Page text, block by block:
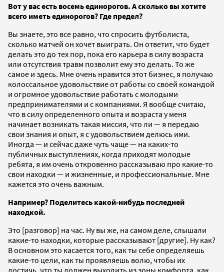
Вот у вас есть восемь единорогов. А сколько вы хотите
всего иметь единорогов? Где предел?
Вы знаете, это все равно, что спросить футболиста,
сколько матчей он хочет выиграть. Он ответит, что будет
делать это до тех пор, пока его карьера в силу возраста
или отсутствия травм позволит ему это делать. То же
самое и здесь. Мне очень нравится этот бизнес, я получаю
колоссальное удовольствие от работы со своей командой
и огромное удовольствие работать с молодыми
предпринимателями и с компаниями. Я вообще считаю,
что в силу определенного опыта и возраста у меня
начинает возникать такая миссия, что ли — я передаю
свои знания и опыт, я с удовольствием делюсь ими.
Иногда — и сейчас даже чуть чаще — на каких-то
публичных выступлениях, когда приходят молодые
ребята, я им очень откровенно рассказываю про какие-то
свои находки — и жизненные, и профессиональные. Мне
кажется это очень важным.
Например? Поделитесь какой-нибудь последней
находкой.
Это [разговор] на час. Ну вы же, на самом деле, слышали
какие-то находки, которые рассказывают [другие]. Ну как?
В основном это касается того, как ты себе определяешь
какие-то цели, как ты проявляешь волю, чтобы их
достичь, что ты должен выходить из зоны комфорта, как